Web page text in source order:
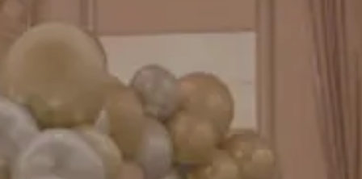
成人式バルーン特集